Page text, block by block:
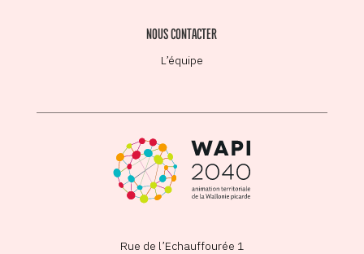
NOUS CONTACTER
L’équipe
Rue de l’Echauffourée 1